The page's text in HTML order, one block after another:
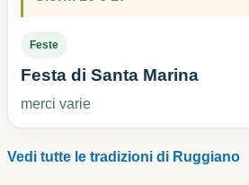
Feste
Festa di Santa Marina
merci varie
Vedi tutte le tradizioni di Ruggiano